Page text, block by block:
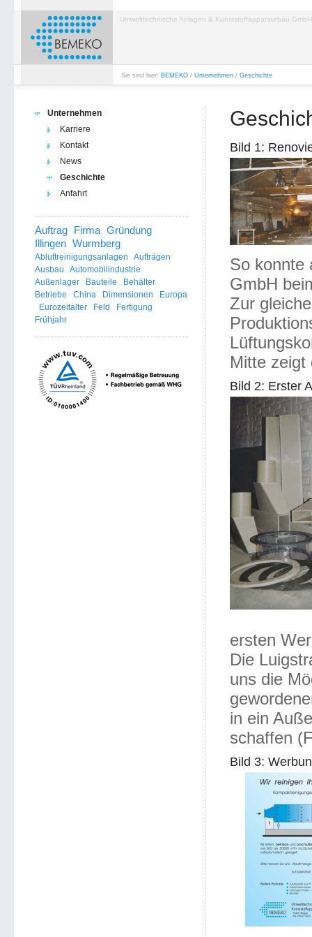
Umwelttechnische Anlagen & Kunststoffapparatebau GmbH
Sie sind hier: BEMEKO / Unternehmen / Geschichte
Unternehmen
Karriere
Kontakt
News
Geschichte
Anfahrt
Auftrag Firma Gründung
Illingen Wurmberg
Abluftreinigungsanlagen
Aufträgen
Ausbau
Automobilindustrie
Außenlager
Bauteile
Behälter
Betriebe
China Dimensionen
Europa
Eurozeitalter
Feld
Fertigung
Frühjahr
Bild 1:
So konnte
GmbH
Zur
Mitte zeigt
Bild 2: Erster
ersten
Die
uns die
in ein
schaffen
Bild 3: